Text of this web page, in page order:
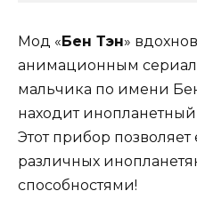
Мод «Бен Тэн»
анимационным
мальчика по имени
находит
Этот прибор
различных
способностями!